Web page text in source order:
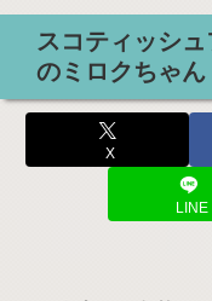
スコティッシ
のミロクちゃん
X
LINE